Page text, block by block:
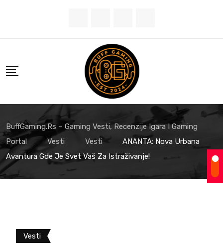
BuffGaming.rs – Gaming Vesti, Recenzije Igara I Gaming
Portal
Vesti Vesti
ANANTA: Nova Urbana
Avantura Gde Je Svet Vaš Za Istraživanje!
Vesti